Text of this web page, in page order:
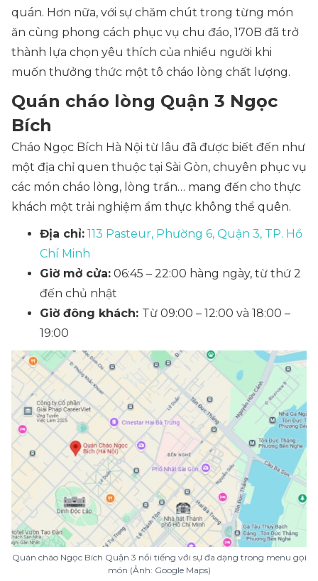
quán. Hơn nữa, với sự chăm chút trong từng món
ăn cùng phong cách phục vụ chu đáo, 170B đã trở
thành lựa chọn yêu thích của nhiều người khi
muốn thưởng thức một tô cháo lòng chất lượng.
Quán cháo lòng Quận 3 Ngọc
Bích
Cháo Ngọc Bích Hà Nội từ lâu đã được biết đến như
một địa chỉ quen thuộc tại Sài Gòn, chuyên phục vụ
các món cháo lòng, lòng trần… mang đến cho thực
khách một trải nghiệm ẩm thực không thể quên.
Địa chỉ: 113 Pasteur, Phường 6, Quận 3, TP. Hồ
Chí Minh
Giờ mở cửa: 06:45 – 22:00 hàng ngày, từ thứ 2
đến chủ nhật
Giờ đông khách: Từ 09:00 – 12:00 và 18:00 –
19:00
Quán cháo Ngọc Bích Quận 3 nổi tiếng với sự đa dạng trong menu gọi
món (Ảnh: Google Maps)